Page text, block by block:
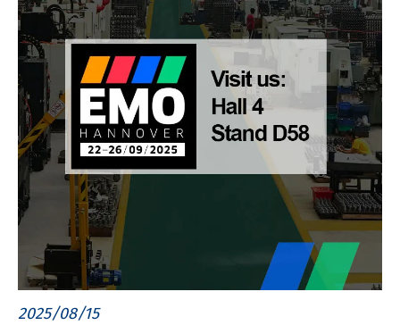
2025/08/15